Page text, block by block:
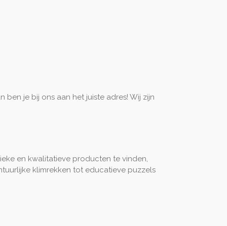
je bij ons aan het juiste adres! Wij zijn
en kwalitatieve producten te vinden,
klimrekken tot educatieve puzzels